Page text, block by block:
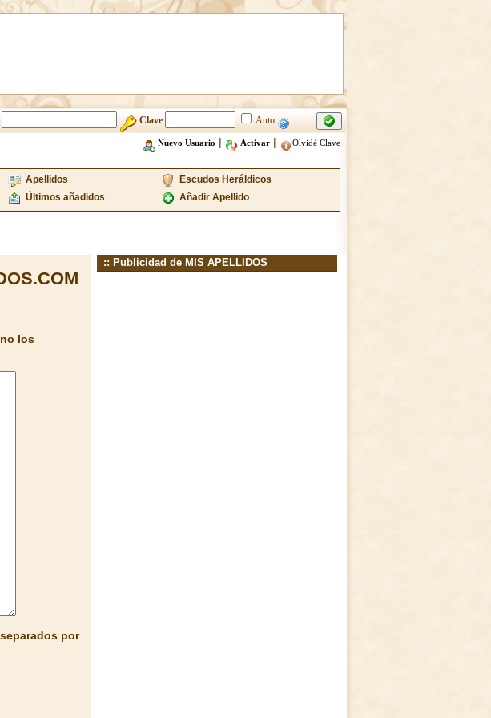
Clave Auto
Nuevo Usuario | Activar| Olvidé Clave
Apellidos
Escudos Heráldicos
Últimos añadidos Añadir Apellido
los
por
:: Publicidad de MIS APELLIDOS